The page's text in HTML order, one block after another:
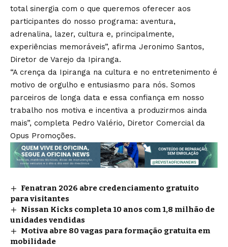
total sinergia com o que queremos oferecer aos
participantes do nosso programa: aventura,
adrenalina, lazer, cultura e, principalmente,
experiências memoráveis”, afirma Jeronimo Santos,
Diretor de Varejo da Ipiranga.
“A crença da Ipiranga na cultura e no entretenimento é
motivo de orgulho e entusiasmo para nós. Somos
parceiros de longa data e essa confiança em nosso
trabalho nos motiva e incentiva a produzirmos ainda
mais”, completa Pedro Valério, Diretor Comercial da
Opus Promoções.
Fenatran 2026 abre credenciamento gratuito
para visitantes
Nissan Kicks completa 10 anos com 1,8 milhão de
unidades vendidas
Motiva abre 80 vagas para formação gratuita em
mobilidade